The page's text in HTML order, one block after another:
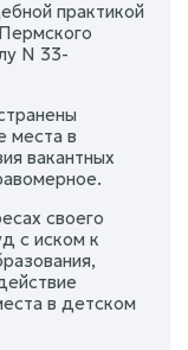
практикой
N 33-
места в
вакантных
своего
с иском к
в детском